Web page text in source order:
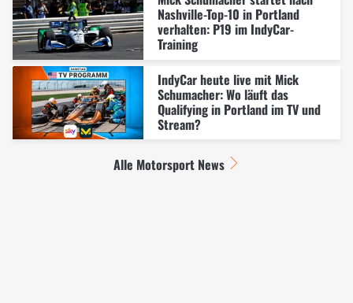
Nashville-Top-10 in Portland
verhalten: P19 im IndyCar-
Training
IndyCar heute live mit Mick
Schumacher: Wo läuft das
Qualifying in Portland im TV und
Stream?
Alle Motorsport News